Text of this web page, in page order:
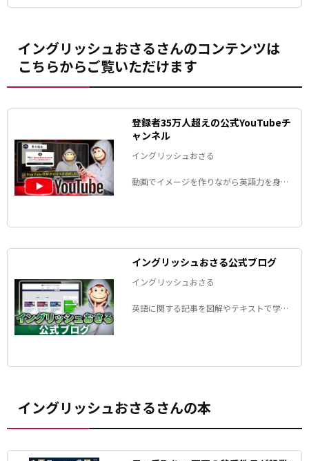
イングリッシュおさるさんのコンテンツは
こちらからご覧いただけます
登録者35万人超えの公式YouTubeチ
ャンネル
イングリッシュおさる
動画でイメージを作りながら英語力を身に
イングリッシュおさる公式ブログ
イングリッシュおさる
英語に関する記事を図解やテキストで学べ
イングリッシュおさるさんの本